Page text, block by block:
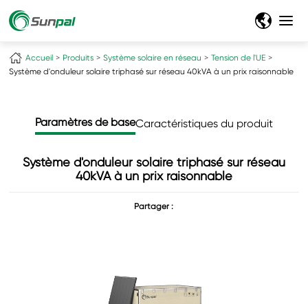
Accueil Produits Système solaire en réseau
Tension de l'UE
Système d'onduleur solaire triphasé sur réseau 40kVA à un prix raisonnable
Paramètres de baseCaractéristiques du produit
Système d'onduleur solaire triphasé sur réseau
40kVA à un prix raisonnable
Partager :